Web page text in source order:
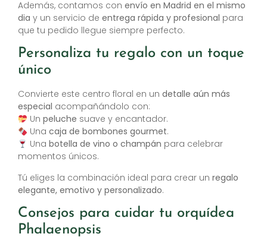
Además, contamos con envío en Madrid en el mismo
dia y un servicio de entrega rápida y profesional para
que tu pedido llegue siempre perfecto.
Personaliza tu regalo con un toque
único
Convierte este centro floral en un detalle aún más
especial acompañándolo con:
Un peluche suave y encantador.
Una caja de bombones gourmet.
Una botella de vino o champán para celebrar
momentos únicos.
Tú eliges la combinación ideal para crear un regalo
elegante, emotivo y personalizado.
Consejos para cuidar tu orquídea
Phalaenopsis